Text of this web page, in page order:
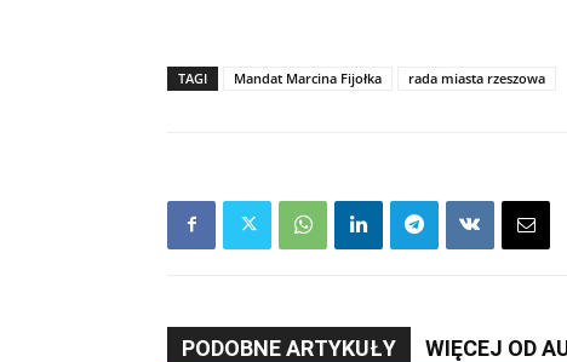
TAGI Mandat Marcina Fijołka rada miasta rzeszowa
PODOBNE ARTYKUŁY WIĘCEJ OD